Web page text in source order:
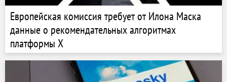
Европейская комиссия требует от Илона Маска
данные о рекомендательных алгоритмах
платформы X